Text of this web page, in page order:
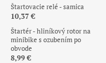
Štartovacie relé - samica
10,37 €
Štartér - hliníkový rotor na
minibike s ozubením po
obvode
8,99 €